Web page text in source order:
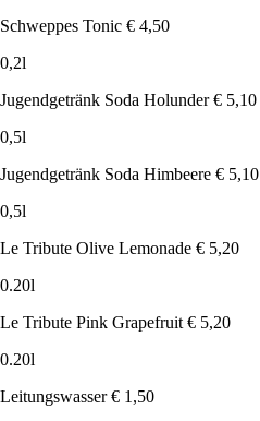
Schweppes Tonic € 4,50
0,2l
Jugendgetränk Soda Holunder € 5,10
0,5l
Jugendgetränk Soda Himbeere € 5,10
0,5l
Le Tribute Olive Lemonade € 5,20
0.20l
Le Tribute Pink Grapefruit € 5,20
0.20l
Leitungswasser € 1,50